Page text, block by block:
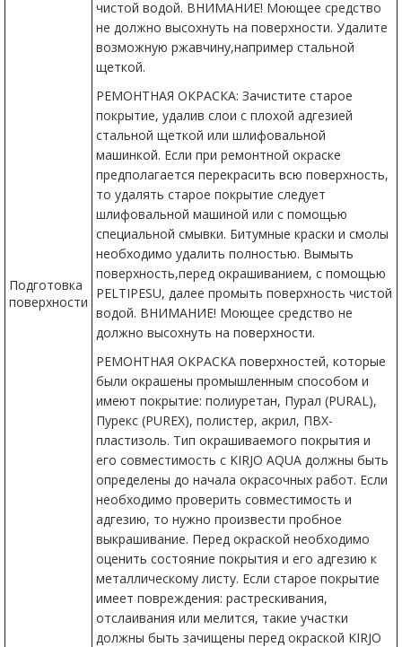
Подготовка
поверхности
чистой водой. ВНИМАНИЕ! Моющее средство
не должно высохнуть на поверхности. Удалите
возможную ржавчину,например стальной
щеткой.
РЕМОНТНАЯ ОКРАСКА: Зачистите старое
покрытие, удалив слои с плохой адгезией
стальной щеткой или шлифовальной
машинкой. Если при ремонтной окраске
предполагается перекрасить всю поверхность,
то удалять старое покрытие следует
шлифовальной машиной или с помощью
специальной смывки. Битумные краски и смолы
необходимо удалить полностью. Вымыть
поверхность,перед окрашиванием, с помощью
PELTIPESU, далее промыть поверхность чистой
водой. ВНИМАНИЕ! Моющее средство не
должно высохнуть на поверхности.
РЕМОНТНАЯ ОКРАСКА поверхностей, которые
были окрашены промышленным способом и
имеют покрытие: полиуретан, Пурал (PURAL),
Пурекс (PUREX), полистер, акрил, ПВХ-
пластизоль. Тип окрашиваемого покрытия и
его совместимость с KIRJO AQUA должны быть
определены до начала окрасочных работ. Если
необходимо проверить совместимость и
адгезию, то нужно произвести пробное
выкрашивание. Перед окраской необходимо
оценить состояние покрытия и его адгезию к
металлическому листу. Если старое покрытие
имеет повреждения: растрескивания,
отслаивания или мелится, такие участки
должны быть зачищены перед окраской KIRJO